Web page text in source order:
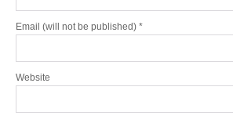
Email (will not be published) *
Website